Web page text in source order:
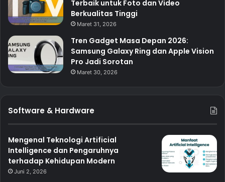
Terbaik untuk Foto dan Video
Berkualitas Tinggi
Maret 31, 2026
Tren Gadget Masa Depan 2026:
Samsung Galaxy Ring dan Apple Vision
Pro Jadi Sorotan
Maret 30, 2026
Software & Hardware
Mengenal Teknologi Artificial
Intelligence dan Pengaruhnya
terhadap Kehidupan Modern
Juni 2, 2026